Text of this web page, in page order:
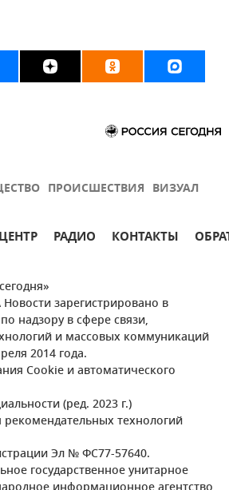
ПРОИСШЕСТВИЯ ВИЗУАЛ
РАДИО КОНТАКТЫ
зарегистрировано в
надзору в сфере связи,
и массовых коммуникаций
2014 года.
Cookie и автоматического
(ред. 2023 г.)
технологий
Эл № ФС77-57640.
государственное унитарное